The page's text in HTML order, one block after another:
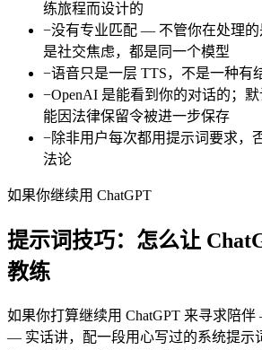
练旅程而设计的
−没有专业匹配 — 不管你在处理
是社交焦虑，都是同一个模型
−语音只是一层 TTS，不是一种有
−OpenAI 是能看到你的对话的；
能因法律保留令被进一步保存
−除非用户每次都用提示词要求，
法论
如果你继续用 ChatGPT
提示词技巧：怎么让
教练
如果你打算继续用 ChatGPT 来寻求陪
— 实话讲，配一段用心写过的系统提示